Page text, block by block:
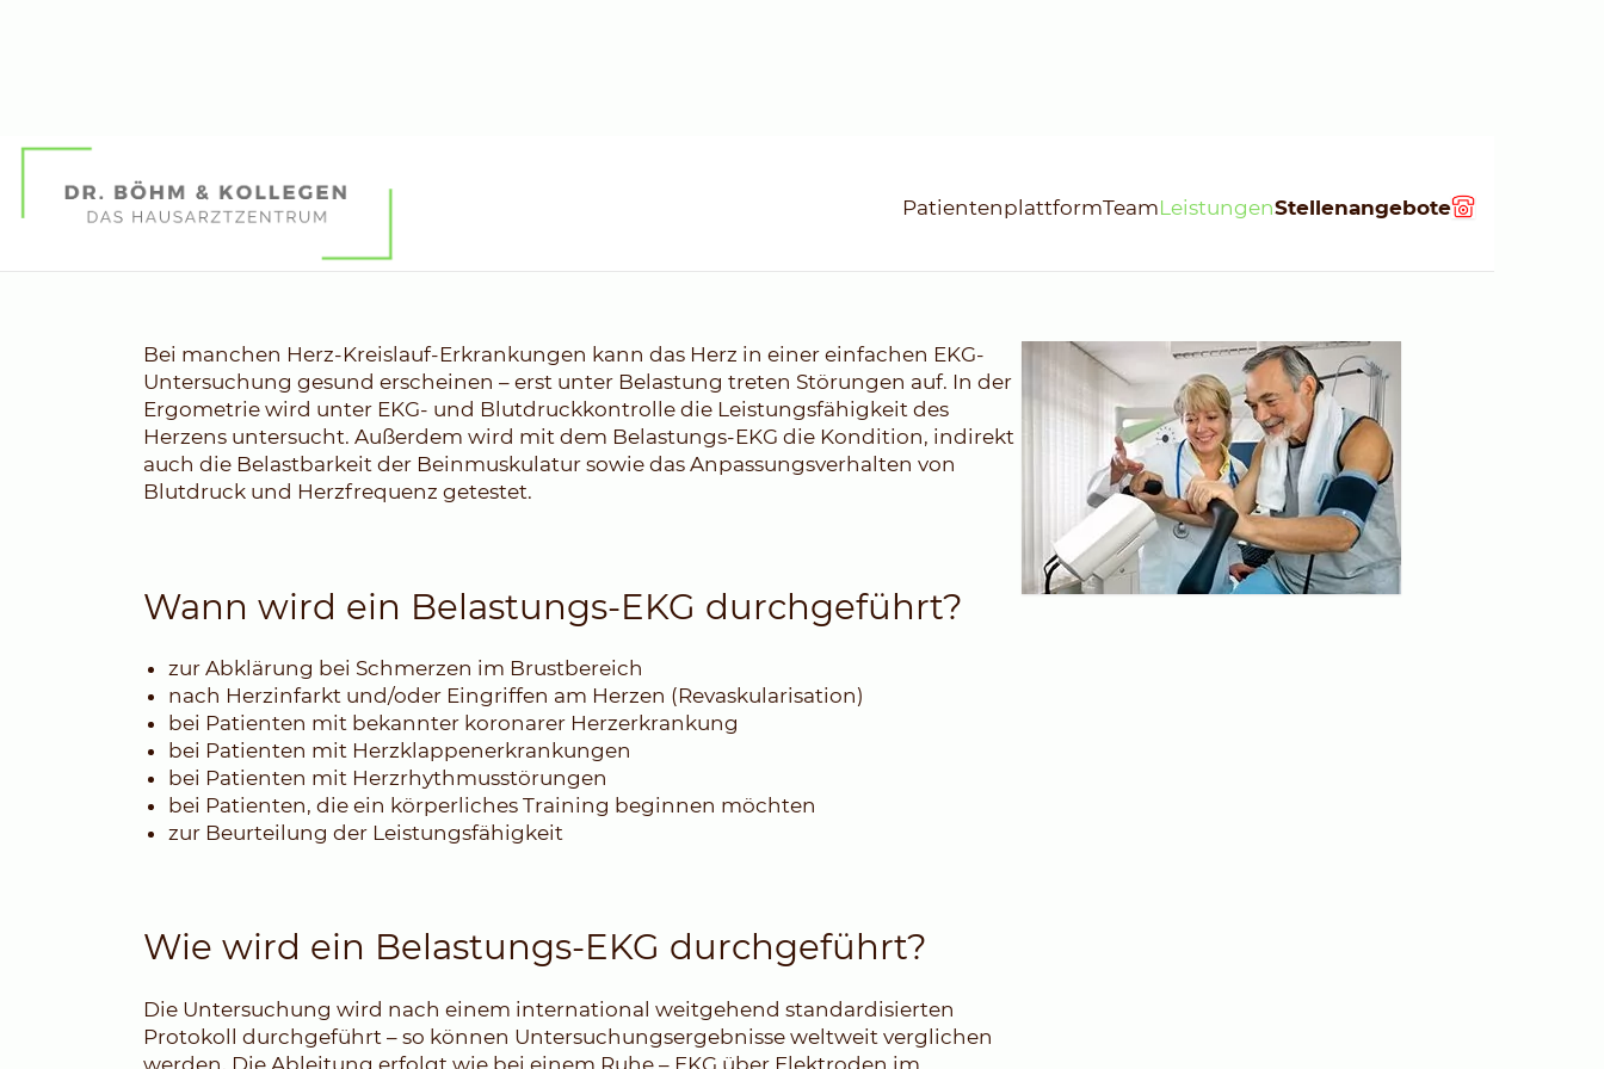
PatientenplattformTeamLeistungenStellenangebote
Belastungs-EKG (Ergometrie)
Bei manchen Herz-Kreislauf-Erkrankungen kann das Herz in einer einfachen EKG-
Untersuchung gesund erscheinen – erst unter Belastung treten Störungen auf. In der
Ergometrie wird unter EKG- und Blutdruckkontrolle die Leistungsfähigkeit des
Herzens untersucht. Außerdem wird mit dem Belastungs-EKG die Kondition, indirekt
auch die Belastbarkeit der Beinmuskulatur sowie das Anpassungsverhalten von
Blutdruck und Herzfrequenz getestet.
Wann wird ein Belastungs-EKG durchgeführt?
zur Abklärung bei Schmerzen im Brustbereich
nach Herzinfarkt und/oder Eingriffen am Herzen (Revaskularisation)
bei Patienten mit bekannter koronarer Herzerkrankung
bei Patienten mit Herzklappenerkrankungen
bei Patienten mit Herzrhythmusstörungen
bei Patienten, die ein körperliches Training beginnen möchten
zur Beurteilung der Leistungsfähigkeit
Wie wird ein Belastungs-EKG durchgeführt?
Die Untersuchung wird nach einem international weitgehend standardisierten
Protokoll durchgeführt – so können Untersuchungsergebnisse weltweit verglichen
werden. Die Ableitung erfolgt wie bei einem Ruhe – EKG über Elektroden im